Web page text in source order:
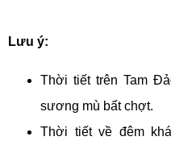
Lưu ý:
Thời tiết trên Tam
sương mù bất chợt.
Thời tiết về đêm